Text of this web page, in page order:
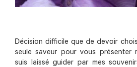
Décision difficile que de devoir
seule saveur pour vous présenter
suis laissé guider par mes